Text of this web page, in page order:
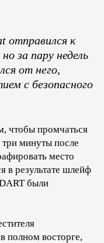
отправился к
за пару недель
от него,
с безопасного
чтобы промчаться
минуты после
место
в результате шлейф
были
полном восторге,